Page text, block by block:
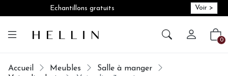
Echantillons gratuits Voir >
Créer 0
Accueil Meubles
Salle à manger